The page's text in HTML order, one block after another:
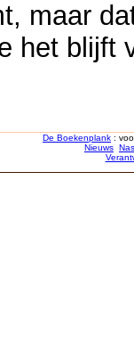
maar
het blijft
De Boekenplank :
Nieuws